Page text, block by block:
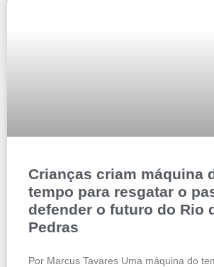
Crianças criam máquina
tempo para resgatar o
defender o futuro do Rio
Pedras
Por Marcus Tavares Uma máquina do